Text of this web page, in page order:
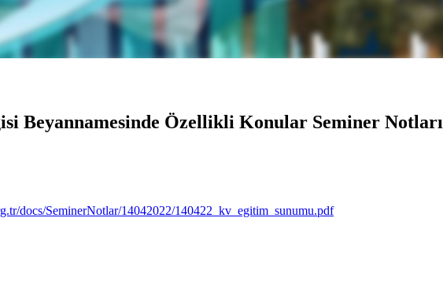
Beyannamesinde Özellikli Konular Seminer Notları
docs/SeminerNotlar/14042022/140422_kv_egitim_sunumu.pdf